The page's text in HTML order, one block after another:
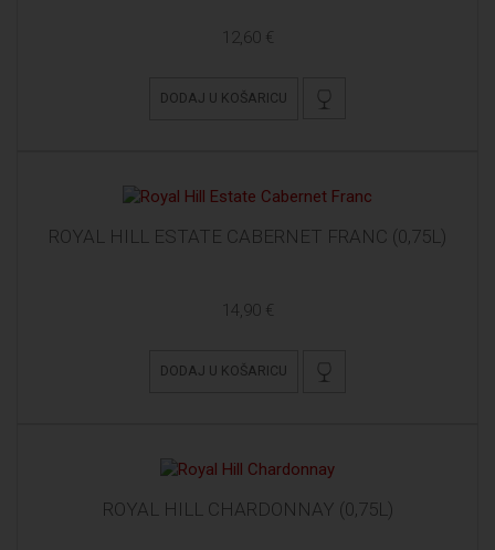
12,60 €
DODAJ U KOŠARICU
ROYAL HILL ESTATE CABERNET FRANC (0,75L)
14,90 €
DODAJ U KOŠARICU
ROYAL HILL CHARDONNAY (0,75L)